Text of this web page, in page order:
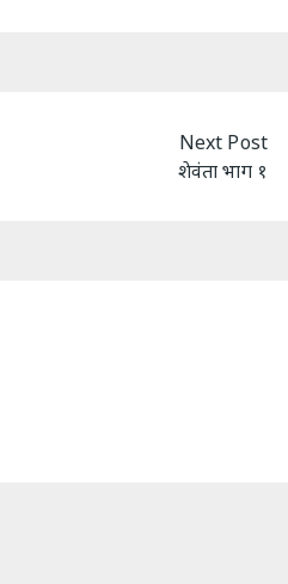
Next Post
शेवंता भाग १